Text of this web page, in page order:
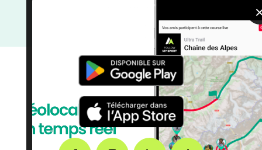
Dénivelé Plat/Dénivelé
/ Corrèze